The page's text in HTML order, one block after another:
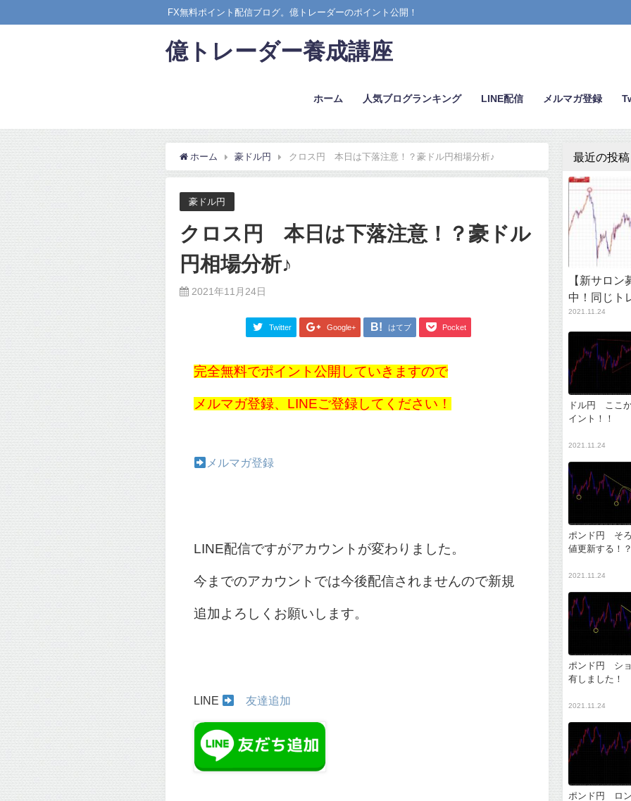
FX無料ポイント配信ブログ。億トレーダーのポイント公開！
億トレーダー養成講座
ホーム 人気ブログランキング LINE配信 メルマガ登録
ホーム 豪ドル円 クロス円 本日は下落注意！？豪ドル円相場分析♪
豪ドル円
クロス円 本日は下落注意！？豪ドル
円相場分析♪
2021年11月24日
Twitter Google+ はてブ Pocket
完全無料でポイント公開していきますので
メルマガ登録、LINEご登録してください！
メルマガ登録
LINE配信ですがアカウントが変わりました。
今までのアカウントでは今後配信されませんので新規
追加よろしくお願いします。
LINE 友達追加
最近の投稿
【新サロ
中！同じト
2021.11.24
ドル円 ここ
イント！！
2021.11.24
ポンド円 そ
値更新する！
2021.11.24
ポンド円 シ
有しました！
2021.11.24
ポンド円 ロ